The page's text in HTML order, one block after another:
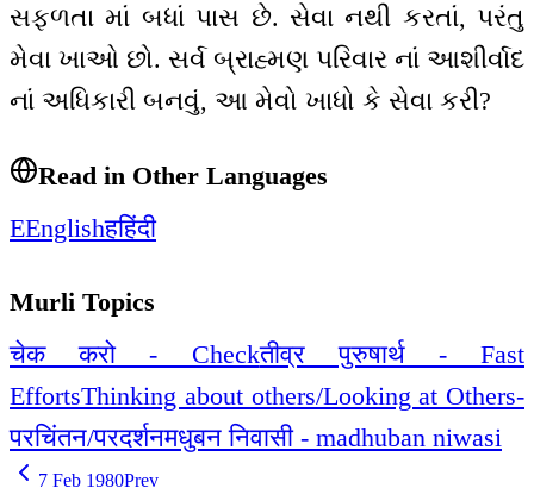
સફળતા માં બધાં પાસ છે. સેવા નથી કરતાં, પરંતુ
મેવા ખાઓ છો. સર્વ બ્રાહ્મણ પરિવાર નાં આશીર્વાદ
નાં અધિકારી બનવું, આ મેવો ખાધો કે સેવા કરી?
Read in Other Languages
EEnglishहहिंदी
Murli Topics
चेक करो - Checkतीव्र पुरुषार्थ - Fast
EffortsThinking about others/Looking at Others-
परचिंतन/परदर्शनमधुबन निवासी - madhuban niwasi
7 Feb 1980Prev